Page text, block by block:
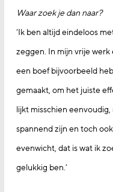
Waar zoek je dan naar?
‘Ik ben altijd eindeloos
zeggen. In mijn vrije
een boef bijvoorbeeld
gemaakt, om het juiste
lijkt misschien
spannend zijn en toch
evenwicht, dat is wat ik
gelukkig ben.’